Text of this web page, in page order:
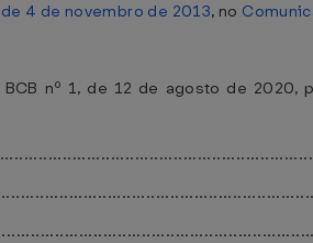
4 de novembro de 2013, no
BCB nº 1, de 12 de agosto de